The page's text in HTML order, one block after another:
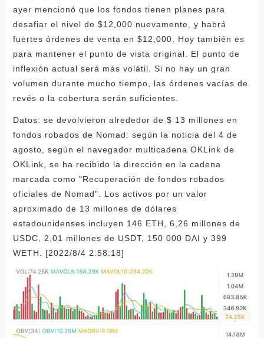
ayer mencionó que los fondos tienen planes para
desafiar el nivel de $12,000 nuevamente, y habrá
fuertes órdenes de venta en $12,000. Hoy también es
para mantener el punto de vista original. El punto de
inflexión actual será más volátil. Si no hay un gran
volumen durante mucho tiempo, las órdenes vacías de
revés o la cobertura serán suficientes.
Datos: se devolvieron alrededor de $ 13 millones en
fondos robados de Nomad: según la noticia del 4 de
agosto, según el navegador multicadena OKLink de
OKLink, se ha recibido la dirección en la cadena
marcada como "Recuperación de fondos robados
oficiales de Nomad". Los activos por un valor
aproximado de 13 millones de dólares
estadounidenses incluyen 146 ETH, 6,26 millones de
USDC, 2,01 millones de USDT, 150 000 DAI y 399
WETH. [2022/8/4 2:58:18]